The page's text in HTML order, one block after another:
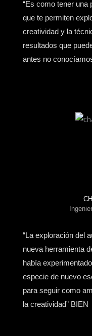
“Es como tener una
que te permiten
creatividad y la
resultados que
antes no
“La exploración del
nueva herramienta
había
especie de nuevo
para seguir como
la creatividad” BIEN